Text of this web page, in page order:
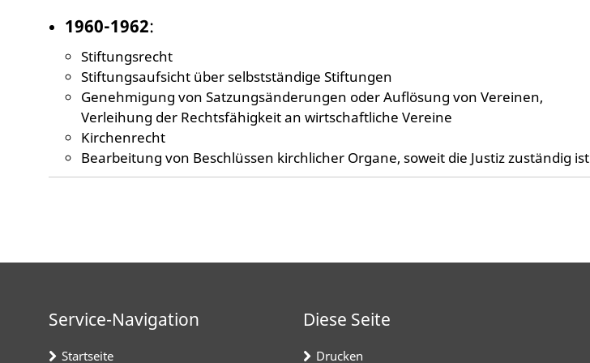
1960-1962:
Stiftungsrecht
Stiftungsaufsicht über selbstständige Stiftungen
Genehmigung von Satzungsänderungen oder Auflösung von Vereinen,
Verleihung der Rechtsfähigkeit an wirtschaftliche Vereine
Kirchenrecht
Bearbeitung von Beschlüssen kirchlicher Organe, soweit die Justiz zuständig ist
Service-Navigation
Startseite
Diese Seite
Drucken